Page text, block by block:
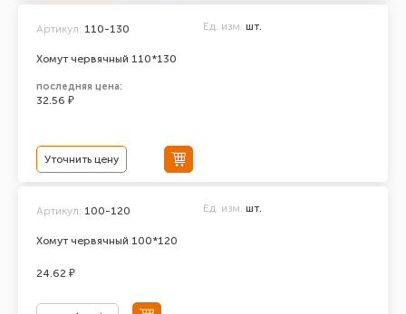
Хомут червячный 110*130
Артикул: 110-130 Ед. изм. шт.
последняя цена:
32.56 ₽
Уточнить цену
Хомут червячный 100*120
Артикул: 100-120 Ед. изм. шт.
24.62 ₽